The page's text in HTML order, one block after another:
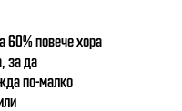
60% повече хора
за да
по-малко